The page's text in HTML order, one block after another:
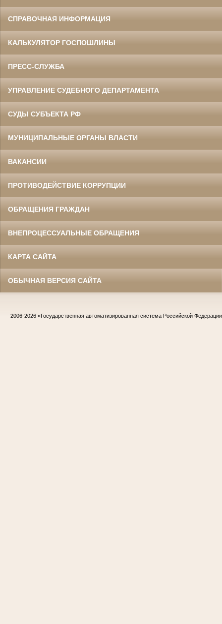
СПРАВОЧНАЯ ИНФОРМАЦИЯ
КАЛЬКУЛЯТОР ГОСПОШЛИНЫ
ПРЕСС-СЛУЖБА
УПРАВЛЕНИЕ СУДЕБНОГО ДЕПАРТАМЕНТА
СУДЫ СУБЪЕКТА РФ
МУНИЦИПАЛЬНЫЕ ОРГАНЫ ВЛАСТИ
ВАКАНСИИ
ПРОТИВОДЕЙСТВИЕ КОРРУПЦИИ
ОБРАЩЕНИЯ ГРАЖДАН
ВНЕПРОЦЕССУАЛЬНЫЕ ОБРАЩЕНИЯ
КАРТА САЙТА
ОБЫЧНАЯ ВЕРСИЯ САЙТА
2006-2026 «Государственная автоматизированная система Российской